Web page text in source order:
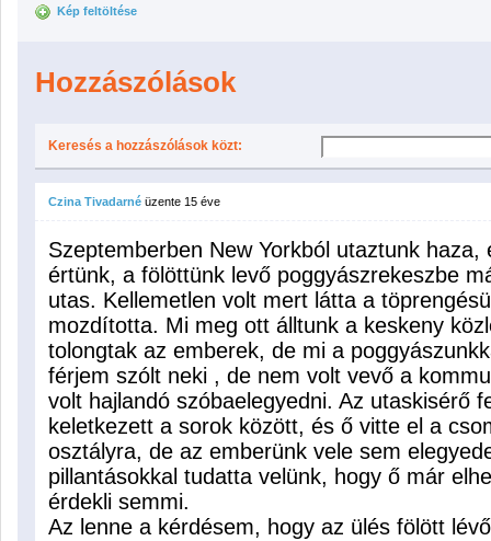
Kép feltöltése
Hozzászólások
Keresés a hozzászólások közt:
Czina Tivadarné üzente 15 éve
Szeptemberben New Yorkból utaztunk
értünk, a fölöttünk levő poggyászrekeszbe
utas. Kellemetlen volt mert látta a
mozdította. Mi meg ott álltunk a keskeny
tolongtak az emberek, de mi a
férjem szólt neki , de nem volt vevő a
volt hajlandó szóbaelegyedni. Az utaskisérő
keletkezett a sorok között, és ő vitte el a
osztályra, de az emberünk vele sem
pillantásokkal tudatta velünk, hogy ő már
érdekli semmi.
Az lenne a kérdésem, hogy az ülés fölött